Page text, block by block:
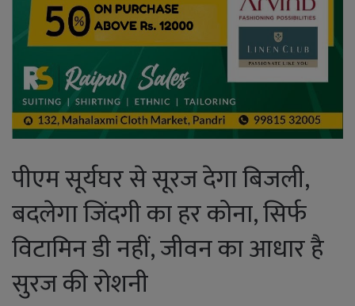
पीएम सूर्यघर से सूरज देगा बिजली,
बदलेगा जिंदगी का हर कोना, सिर्फ
विटामिन डी नहीं, जीवन का आधार है
सुरज की रोशनी